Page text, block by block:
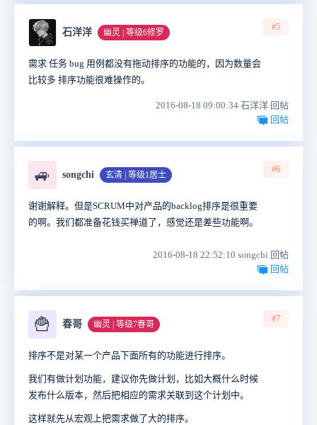
石洋洋 幽灵 | 等级6修罗
#5
需求 任务 bug 用例都没有拖动排序的功能的，因为数量会
比较多 排序功能很难操作的。
2016-08-18 09:00:34 石洋洋 回帖
回帖
🚙 songchi 玄清 | 等级1居士
#6
谢谢解释。但是SCRUM中对产品的backlog排序是很重要
的啊。我们都准备花钱买禅道了，感觉还是差些功能啊。
2016-08-18 22:52:10 songchi 回帖
回帖
🍟 春哥 幽灵 | 等级7春哥
#7
排序不是对某一个产品下面所有的功能进行排序。
我们有做计划功能，建议你先做计划，比如大概什么时候
发布什么版本，然后把相应的需求关联到这个计划中。
这样就先从宏观上把需求做了大的排序。